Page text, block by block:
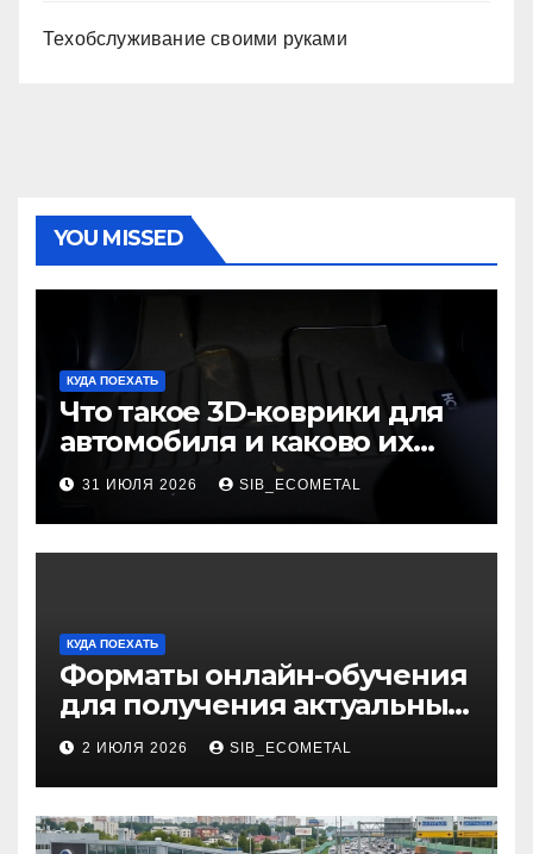
Техобслуживание своими руками
YOU MISSED
КУДА ПОЕХАТЬ
Что такое 3D-коврики для
автомобиля и каково их
основное назначение
31 ИЮЛЯ 2026 SIB_ECOMETAL
КУДА ПОЕХАТЬ
Форматы онлайн-обучения
для получения актуальных
профессий
2 ИЮЛЯ 2026 SIB_ECOMETAL